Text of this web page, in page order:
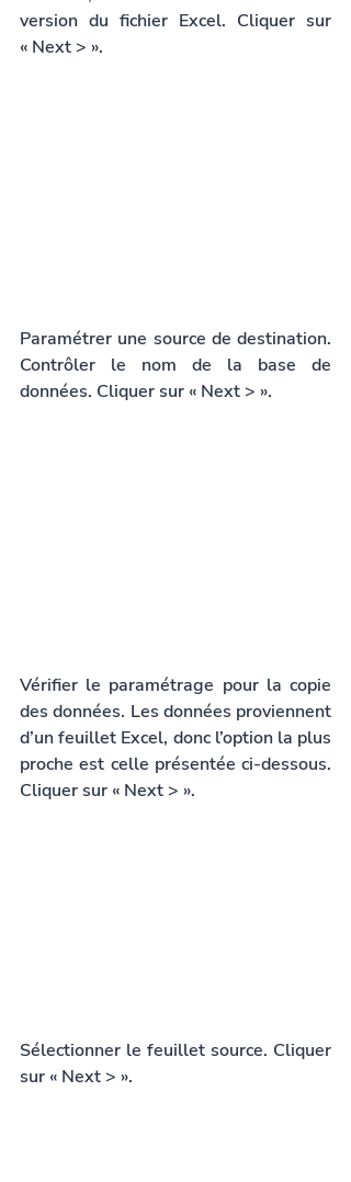
version du fichier Excel. Cliquer sur
« Next > ».
Paramétrer une source de destination.
Contrôler le nom de la base de
données. Cliquer sur « Next > ».
Vérifier le paramétrage pour la copie
des données. Les données proviennent
d’un feuillet Excel, donc l’option la plus
proche est celle présentée ci-dessous.
Cliquer sur « Next > ».
Sélectionner le feuillet source. Cliquer
sur « Next > ».